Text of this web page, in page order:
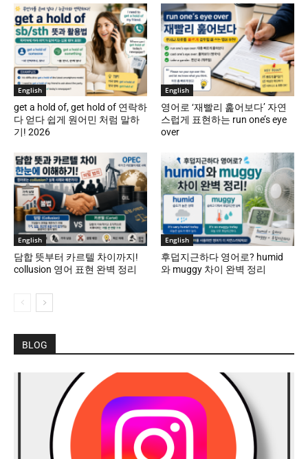
English
get a hold of, get hold of 연락하
다 얻다 쉽게 원어민 처럼 말하
기! 2026
English
영어로 ‘재빨리 훑어보다’ 자연
스럽게 표현하는 run one’s eye
over
English
담합 뜻부터 카르텔 차이까지!
collusion 영어 표현 완벽 정리
English
후덥지근하다 영어로? humid
와 muggy 차이 완벽 정리
BLOG